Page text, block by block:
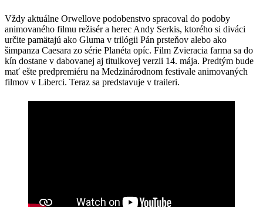
Vždy aktuálne Orwellove podobenstvo spracoval do podoby
animovaného filmu režisér a herec Andy Serkis, ktorého si diváci
určite pamätajú ako Gluma v trilógii Pán prsteňov alebo ako
šimpanza Caesara zo série Planéta opíc. Film Zvieracia farma sa do
kín dostane v dabovanej aj titulkovej verzii 14. mája. Predtým bude
mať ešte predpremiéru na Medzinárodnom festivale animovaných
filmov v Liberci. Teraz sa predstavuje v traileri.